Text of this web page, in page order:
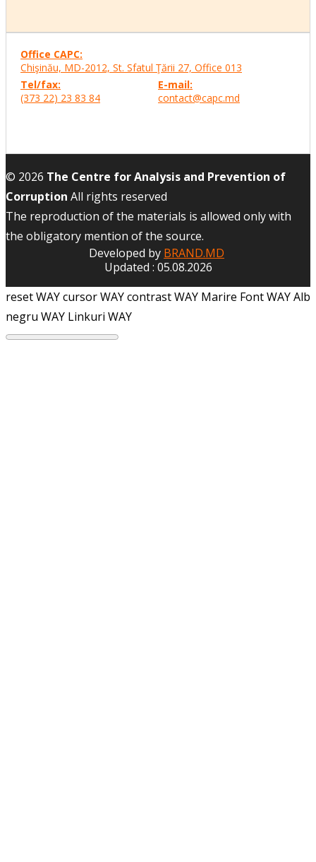
Office CAPC:
Chişinău, MD-2012, St. Sfatul Ţării 27, Office 013
Tel/fax:
(373 22) 23 83 84
E-mail:
contact@capc.md
© 2026 The Centre for Analysis and Prevention of
Corruption All rights reserved
The reproduction of the materials is allowed only with
the obligatory mention of the source.
Developed by BRAND.MD
Updated : 05.08.2026
reset WAYcursor WAYcontrast WAY Marire Font WAYAlb
negru WAY Linkuri WAY